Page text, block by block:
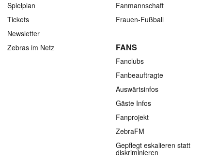
Spielplan
Tickets
Newsletter
Zebras im Netz
Fanmannschaft
Frauen-Fußball
FANS
Fanclubs
Fanbeauftragte
Auswärtsinfos
Gäste Infos
Fanprojekt
ZebraFM
Gepflegt eskalieren statt
diskriminieren